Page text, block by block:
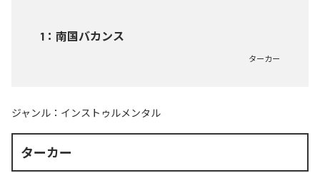
1 ： 南国バカンス
ターカー
ジャンル： インストゥルメンタル
ターカー